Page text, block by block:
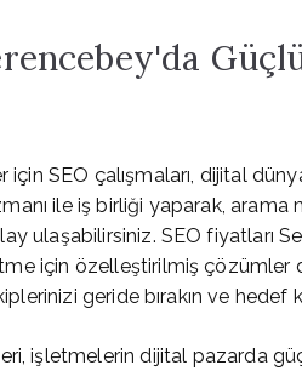
SEO çalışmaları, dijital
ile iş birliği yaparak, arama
ulaşabilirsiniz. SEO fiyatları
için özelleştirilmiş çözümler
geride bırakın ve hedef
işletmelerin dijital pazarda